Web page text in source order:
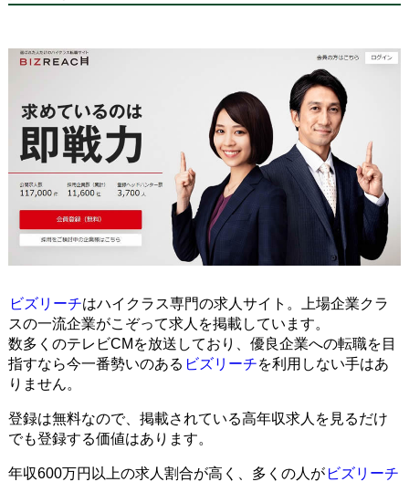
ビズリーチはハイクラス専門の求人サイト。上場企業クラ
スの一流企業がこぞって求人を掲載しています。
数多くのテレビCMを放送しており、優良企業への転職を目
指すなら今一番勢いのある ビズリーチを利用しない手はあ
りません。
登録は無料なので、掲載されている高年収求人を見るだけ
でも登録する価値はあります。
年収600万円以上の求人割合が高く、多くの人が ビズリーチ